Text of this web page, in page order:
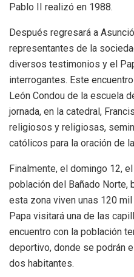
Pablo II realizó en 1988.
Después regresará a
representantes de la
diversos testimonios y el
interrogantes. Este
León Condou de la escuela
jornada, en la catedral,
religiosos y religiosas,
católicos para la oración de
Finalmente, el domingo 12,
población del Bañado Norte,
esta zona viven unas 120
Papa visitará una de las
encuentro con la población
deportivo, donde se podrán
dos habitantes.